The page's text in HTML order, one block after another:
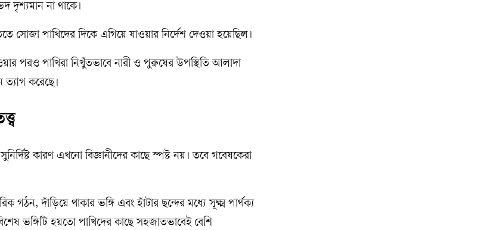
দৃশ্যমান না থাকে।
সোজা পাখিদের দিকে এগিয়ে যাওয়ার নির্দেশ দেওয়া হয়েছিল।
পরও পাখিরা নিখুঁতভাবে নারী ও পুরুষের উপস্থিতি আলাদা
ত্যাগ করেছে।
কারণ এখনো বিজ্ঞানীদের কাছে স্পষ্ট নয়। তবে গবেষকেরা
গঠন, দাঁড়িয়ে থাকার ভঙ্গি এবং হাঁটার ছন্দের মধ্যে সূক্ষ্ম পার্থক্য
ভঙ্গিটি হয়তো পাখিদের কাছে সহজাতভাবেই বেশি